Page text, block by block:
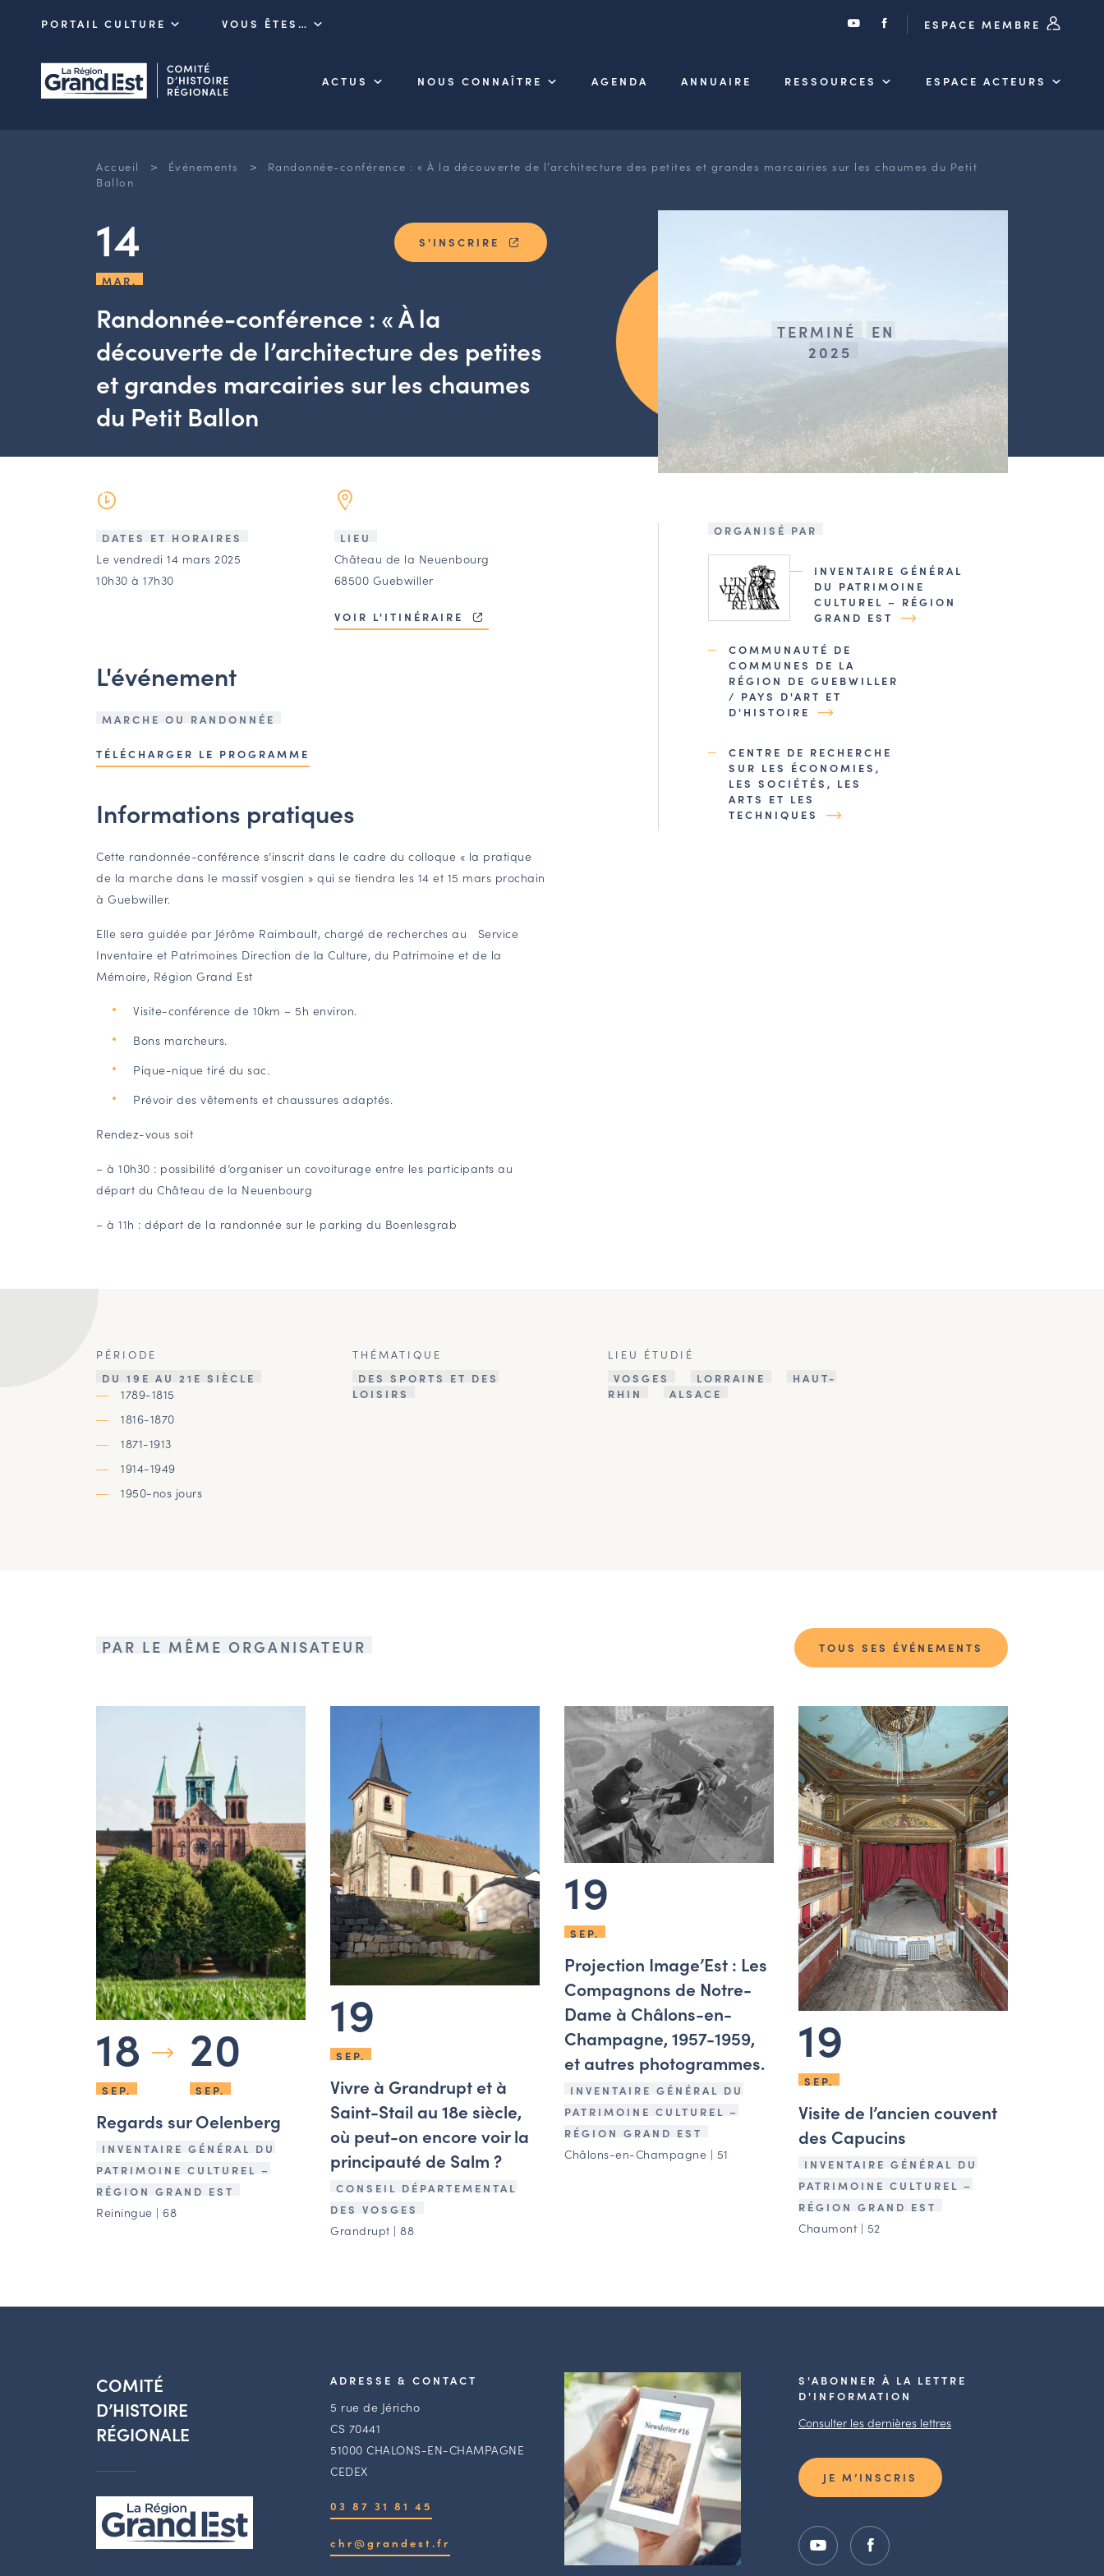
PORTAIL CULTURE VOUS ÊTES… ESPACE MEMBRE
ACTUS NOUS CONNAÎTRE AGENDA ANNUAIRE RESSOURCES ESPACE ACTEURS
Accueil > Événements >
Randonnée-conférence : « À la découverte de l’architecture des petites et grandes marcairies sur les chaumes du Petit
Ballon
14
MAR.
S'INSCRIRE
Randonnée-conférence : « À la
découverte de l’architecture des petites
et grandes marcairies sur les chaumes
du Petit Ballon
DATES ET HORAIRES
Le vendredi 14 mars 2025
10h30 à 17h30
LIEU
Château de la Neuenbourg
68500 Guebwiller
VOIR L'ITINÉRAIRE
L'événement
MARCHE OU RANDONNÉE
TÉLÉCHARGER LE PROGRAMME
Informations pratiques
Cette randonnée-conférence s’inscrit dans le cadre du colloque « la pratique
de la marche dans le massif vosgien » qui se tiendra les 14 et 15 mars prochain
à Guebwiller.
Elle sera guidée par Jérôme Raimbault, chargé de recherches au Service
Inventaire et Patrimoines Direction de la Culture, du Patrimoine et de la
Mémoire, Région Grand Est
Visite-conférence de 10km – 5h environ.
Bons marcheurs.
Pique-nique tiré du sac.
Prévoir des vêtements et chaussures adaptés.
Rendez-vous soit
– à 10h30 : possibilité d’organiser un covoiturage entre les participants au
départ du Château de la Neuenbourg
– à 11h : départ de la randonnée sur le parking du Boenlesgrab
TERMINÉ
EN
2025
ORGANISÉ PAR
INVENTAIRE GÉNÉRAL
DU PATRIMOINE
CULTUREL – RÉGION
GRAND EST
COMMUNAUTÉ DE
COMMUNES DE LA
RÉGION DE GUEBWILLER
/ PAYS D'ART ET
D'HISTOIRE
CENTRE DE RECHERCHE
SUR LES ÉCONOMIES,
LES SOCIÉTÉS, LES
ARTS ET LES
TECHNIQUES
PÉRIODE
DU 19E AU 21E SIÈCLE
1789-1815
1816-1870
1871-1913
1914-1949
1950-nos jours
THÉMATIQUE
DES SPORTS ET DES
LOISIRS
LIEU ÉTUDIÉ
VOSGES
LORRAINE
HAUT-
RHIN
ALSACE
PAR LE MÊME ORGANISATEUR TOUS SES ÉVÉNEMENTS
18
SEP.
20
SEP.
Regards sur Oelenberg
INVENTAIRE GÉNÉRAL DU
PATRIMOINE CULTUREL –
RÉGION GRAND EST
Reiningue | 68
19
SEP.
Vivre à Grandrupt et à
Saint-Stail au 18e siècle,
où peut-on encore voir la
principauté de Salm ?
CONSEIL DÉPARTEMENTAL
DES VOSGES
Grandrupt | 88
19
SEP.
Projection Image’Est : Les
Compagnons de Notre-
Dame à Châlons-en-
Champagne, 1957-1959,
et autres photogrammes.
INVENTAIRE GÉNÉRAL DU
PATRIMOINE CULTUREL –
RÉGION GRAND EST
Châlons-en-Champagne | 51
19
SEP.
Visite de l’ancien couvent
des Capucins
INVENTAIRE GÉNÉRAL DU
PATRIMOINE CULTUREL –
RÉGION GRAND EST
Chaumont | 52
COMITÉ
D’HISTOIRE
RÉGIONALE
ADRESSE & CONTACT
5 rue de Jéricho
CS 70441
51000 CHALONS-EN-CHAMPAGNE
CEDEX
03 87 31 81 45
chr@grandest.fr
S'ABONNER À LA LETTRE
D'INFORMATION
Consulter les dernières lettres
JE M’INSCRIS